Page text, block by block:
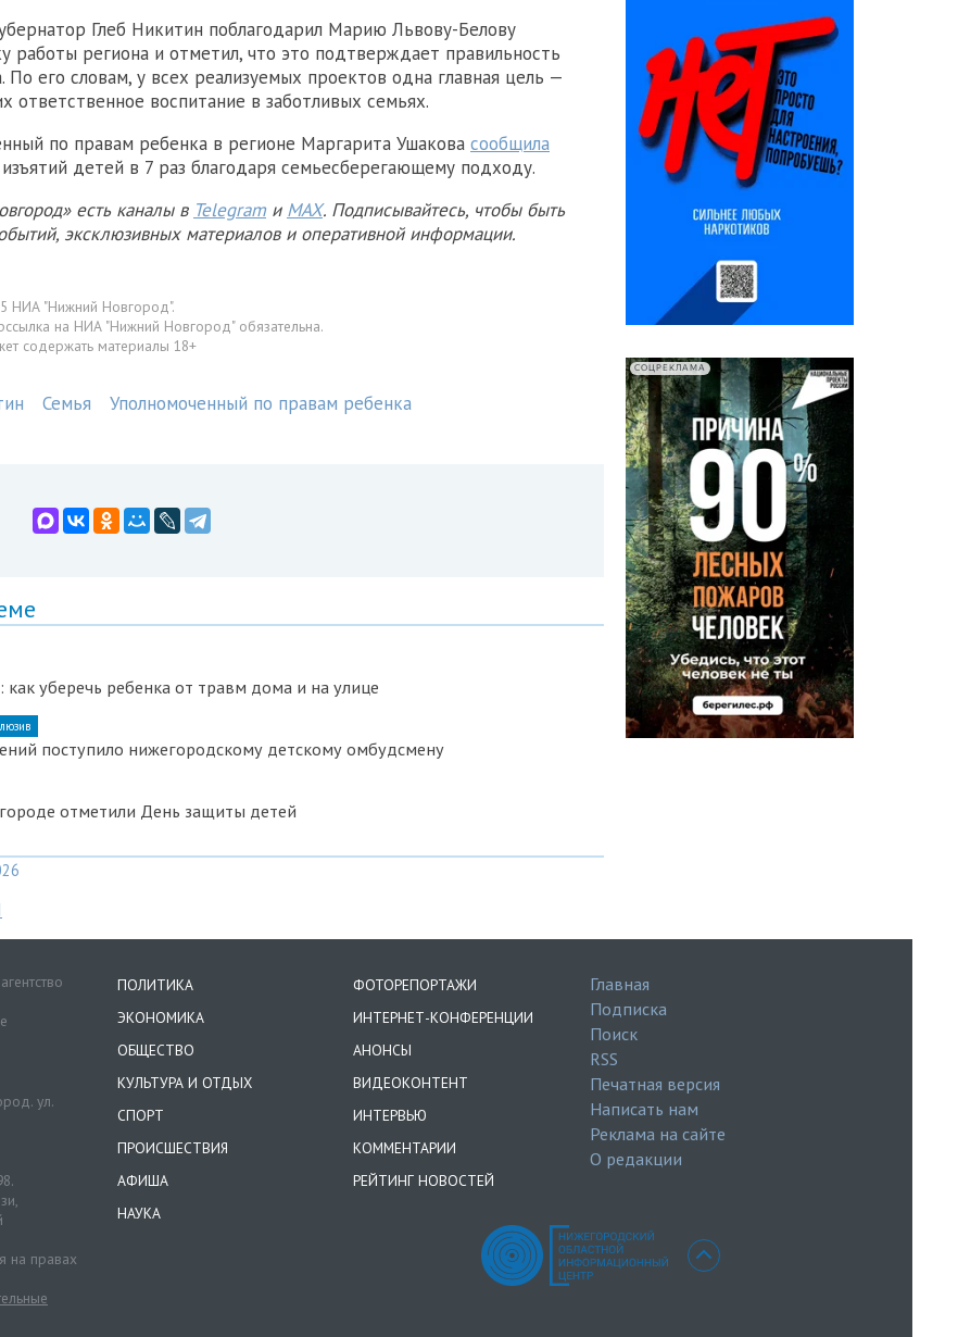
Глеб Никитин поблагодарил Марию Львову-Белову
работы региона и отметил, что это подтверждает правильность
По его словам, у всех реализуемых проектов одна главная цель —
ответственное воспитание в заботливых семьях.
по правам ребенка в регионе Маргарита Ушакова сообщила
детей в 7 раз благодаря семьесберегающему подходу.
есть каналы в Telegram и MAX. Подписывайтесь, чтобы быть
эксклюзивных материалов и оперативной информации.
НИА "Нижний Новгород".
на НИА "Нижний Новгород" обязательна.
содержать материалы 18+
Семья Уполномоченный по правам ребенка
уберечь ребенка от травм дома и на улице
поступило нижегородскому детскому омбудсмену
отметили День защиты детей
СОЦРЕКЛАМА
ул.
на правах
ПОЛИТИКА
ЭКОНОМИКА
ОБЩЕСТВО
КУЛЬТУРА И ОТДЫХ
СПОРТ
ПРОИСШЕСТВИЯ
АФИША
НАУКА
ФОТОРЕПОРТАЖИ
ИНТЕРНЕТ-КОНФЕРЕНЦИИ
АНОНСЫ
ВИДЕОКОНТЕНТ
ИНТЕРВЬЮ
КОММЕНТАРИИ
РЕЙТИНГ НОВОСТЕЙ
Главная
Подписка
Поиск
RSS
Печатная версия
Написать нам
Реклама на сайте
О редакции